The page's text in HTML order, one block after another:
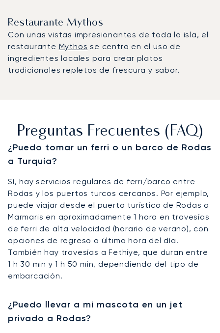
Restaurante Mythos
Con unas vistas impresionantes de toda la isla, el
restaurante Mythos se centra en el uso de
ingredientes locales para crear platos
tradicionales repletos de frescura y sabor.
Preguntas Frecuentes (FAQ)
¿Puedo tomar un ferri o un barco de Rodas
a Turquía?
Sí, hay servicios regulares de ferri/barco entre
Rodas y los puertos turcos cercanos. Por ejemplo,
puede viajar desde el puerto turístico de Rodas a
Marmaris en aproximadamente 1 hora en travesías
de ferri de alta velocidad (horario de verano), con
opciones de regreso a última hora del día.
También hay travesías a Fethiye, que duran entre
1 h 30 min y 1 h 50 min, dependiendo del tipo de
embarcación.
¿Puedo llevar a mi mascota en un jet
privado a Rodas?